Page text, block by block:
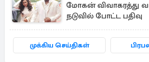
மோகன் விவாகரத்து
நடுவில் போட்ட பதிவு
முக்கிய செய்திகள்